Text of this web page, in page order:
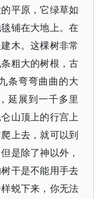
平原，它绿草如
铺在大地上。在
木。这棵树非常
粗大的树根，古
条弯弯曲曲的大
延展到一千多里
山顶上的行宫上
上去，就可以到
是除了神以外，
干是不能用手去
蜕下来，你无法